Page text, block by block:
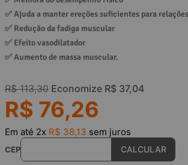
✅ Ajuda a manter ereções suficientes para
✅ Redução da fadiga muscular
✅ Efeito vasodilatador
✅ Aumento de massa muscular.
R$ 113,30 Economize R$ 37,04
R$ 76,26
Em até 2x R$ 38,13 sem juros
CEP